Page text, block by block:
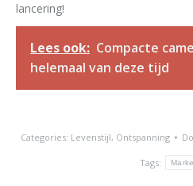
lancering!
Lees ook: Compacte
helemaal van deze tijd
Categories: Levenstijl, Ontspanning
Tags: